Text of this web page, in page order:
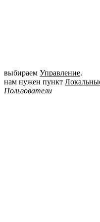
выбираем Управление.
нам нужен пункт
Пользователи